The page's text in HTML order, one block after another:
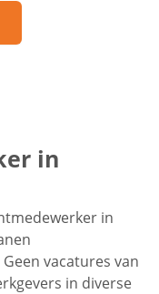
in
in
vacatures van
in diverse